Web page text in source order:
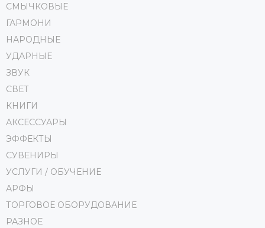
СМЫЧКОВЫЕ
ГАРМОНИ
НАРОДНЫЕ
УДАРНЫЕ
ЗВУК
СВЕТ
КНИГИ
АКСЕССУАРЫ
ЭФФЕКТЫ
СУВЕНИРЫ
УСЛУГИ / ОБУЧЕНИЕ
АРФЫ
ТОРГОВОЕ ОБОРУДОВАНИЕ
РАЗНОЕ